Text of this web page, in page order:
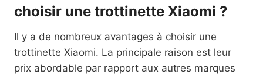
choisir une trottinette Xiaomi ?
Il y a de nombreux avantages à choisir une
trottinette Xiaomi. La principale raison est leur
prix abordable par rapport aux autres marques